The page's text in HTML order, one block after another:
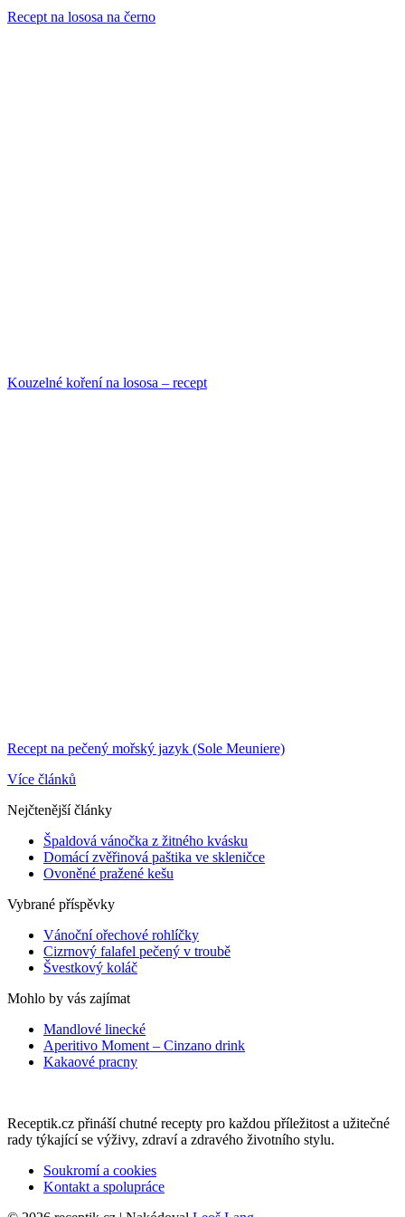
Recept na lososa na černo
Kouzelné koření na lososa – recept
Recept na pečený mořský jazyk (Sole Meuniere)
Více článků
Nejčtenější články
Špaldová vánočka z žitného kvásku
Domácí zvěřinová paštika ve skleničce
Ovoněné pražené kešu
Vybrané příspěvky
Vánoční ořechové rohlíčky
Cizrnový falafel pečený v troubě
Švestkový koláč
Mohlo by vás zajímat
Mandlové linecké
Aperitivo Moment – Cinzano drink
Kakaové pracny
Receptik.cz přináší chutné recepty pro každou příležitost a užitečné
rady týkající se výživy, zdraví a zdravého životního stylu.
Soukromí a cookies
Kontakt a spolupráce